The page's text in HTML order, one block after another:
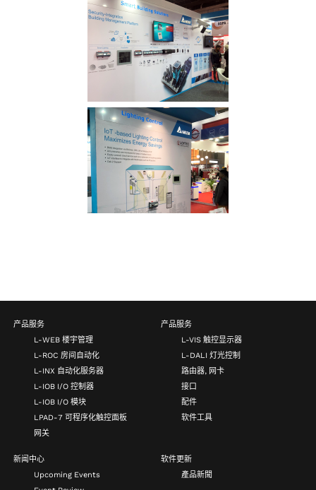
产品服务
L-WEB 楼宇管理
L-ROC 房间自动化
L-INX 自动化服务器
L-IOB I/O 控制器
L-IOB I/O 模块
LPAD-7 可程序化触控面板
网关
产品服务
L-VIS 触控显示器
L-DALI 灯光控制
路由器, 网卡
接口
配件
软件工具
新闻中心
Upcoming Events
软件更新
產品新聞